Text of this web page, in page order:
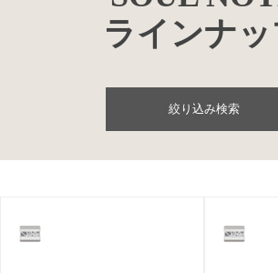
ラインナ
絞り込み検索